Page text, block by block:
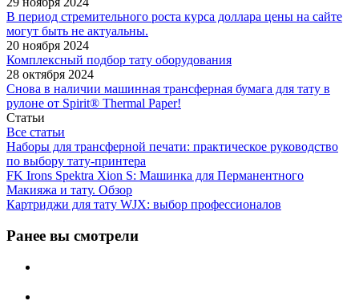
В период стремительного роста курса доллара цены на сайте
могут быть не актуальны.
20 ноября 2024
Комплексный подбор тату оборудования
28 октября 2024
Снова в наличии машинная трансферная бумага для тату в
рулоне от Spirit® Thermal Paper!
Статьи
Все статьи
Наборы для трансферной печати: практическое руководство
по выбору тату‑принтера
FK Irons Spektra Xion S: Машинка для Перманентного
Макияжа и тату. Обзор
Картриджи для тату WJX: выбор профессионалов
Ранее вы смотрели